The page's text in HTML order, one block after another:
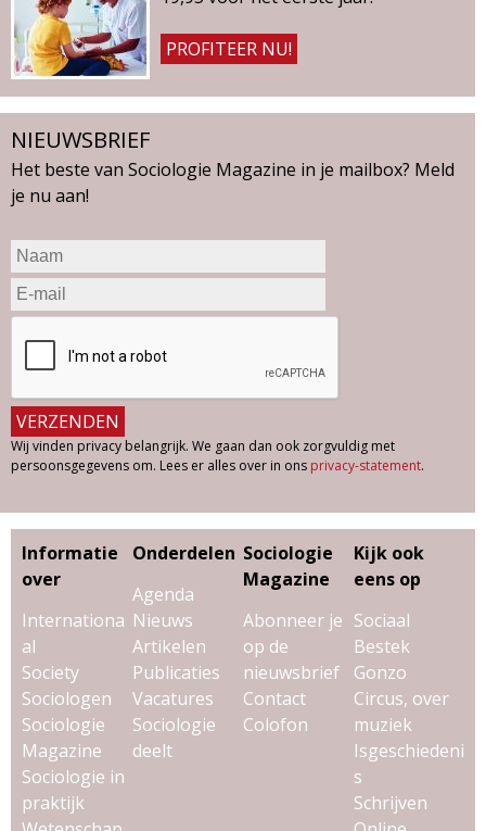
PROFITEER NU!
NIEUWSBRIEF
Het beste van Sociologie Magazine in je mailbox? Meld
je nu aan!
Wij vinden privacy belangrijk. We gaan dan ook zorgvuldig met
persoonsgegevens om. Lees er alles over in ons privacy-statement.
Informatie
over
Internationa
al
Society
Sociologen
Sociologie
Magazine
Sociologie in
praktijk
Onderdelen
Agenda
Nieuws
Artikelen
Publicaties
Vacatures
Sociologie
deelt
Sociologie
Magazine
Abonneer je
op de
nieuwsbrief
Contact
Colofon
Kijk ook
eens op
Sociaal
Bestek
Gonzo
Circus, over
muziek
Isgeschiedeni
s
Schrijven